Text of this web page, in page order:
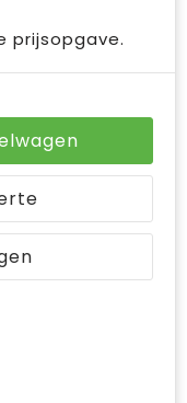
prijsopgave.